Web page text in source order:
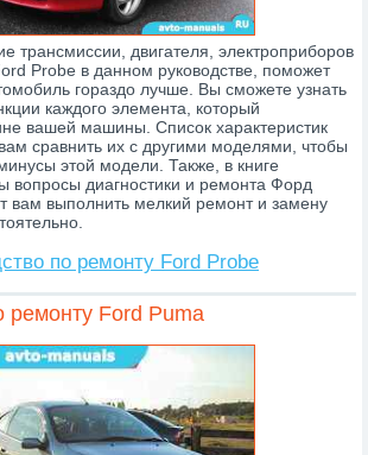
трансмиссии, двигателя, электроприборов
Probe в данном руководстве, поможет
гораздо лучше. Вы сможете узнать
каждого элемента, который
вашей машины. Список характеристик
сравнить их с другими моделями, чтобы
этой модели. Также, в книге
вопросы диагностики и ремонта Форд
вам выполнить мелкий ремонт и замену
по ремонту Ford Probe
ремонту Ford Puma